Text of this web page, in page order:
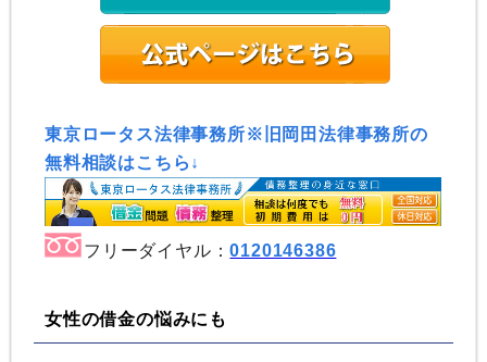
東京ロータス法律事務所※旧岡田法律事務所の
無料相談はこちら↓
フリーダイヤル：0120146386
女性の借金の悩みにも